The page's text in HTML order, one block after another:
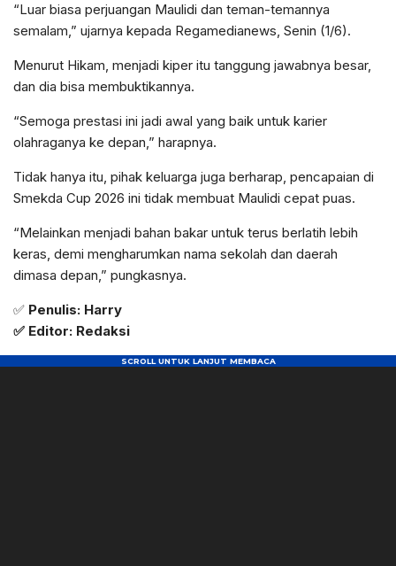
“Luar biasa perjuangan Maulidi dan teman-temannya
semalam,” ujarnya kepada Regamedianews, Senin (1/6).
Menurut Hikam, menjadi kiper itu tanggung jawabnya besar,
dan dia bisa membuktikannya.
“Semoga prestasi ini jadi awal yang baik untuk karier
olahraganya ke depan,” harapnya.
Tidak hanya itu, pihak keluarga juga berharap, pencapaian di
Smekda Cup 2026 ini tidak membuat Maulidi cepat puas.
“Melainkan menjadi bahan bakar untuk terus berlatih lebih
keras, demi mengharumkan nama sekolah dan daerah
dimasa depan,” pungkasnya.
✅ Penulis: Harry
✅ Editor: Redaksi